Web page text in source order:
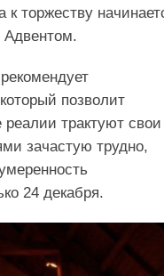
к торжеству
Адвентом.
позволит
трактуют свои
зачастую трудно,
24 декабря.